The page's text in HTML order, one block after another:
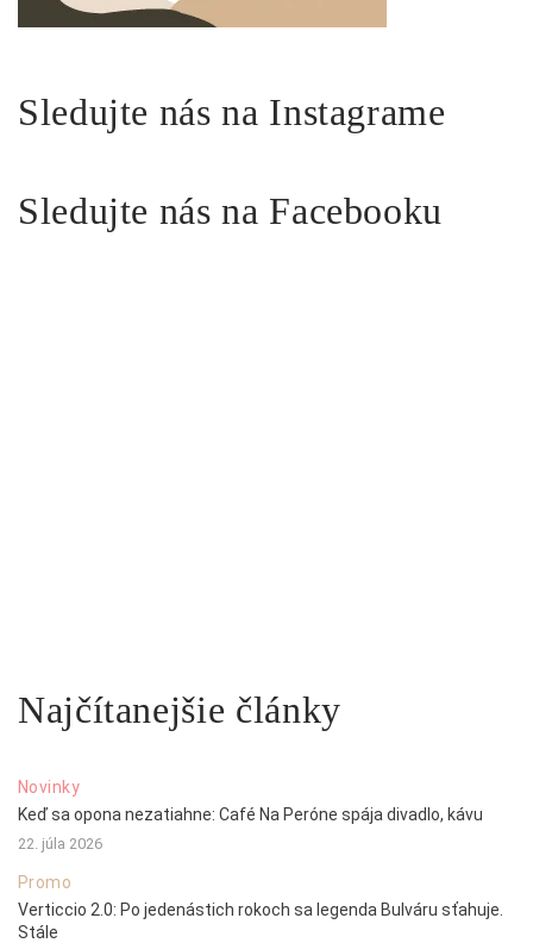
Sledujte nás na Instagrame
Sledujte nás na Facebooku
Najčítanejšie články
Novinky
Keď sa opona nezatiahne: Café Na Peróne spája divadlo, kávu
22. júla 2026
Promo
Verticcio 2.0: Po jedenástich rokoch sa legenda Bulváru sťahuje.
Stále